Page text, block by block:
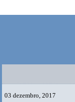
03 dezembro, 2017